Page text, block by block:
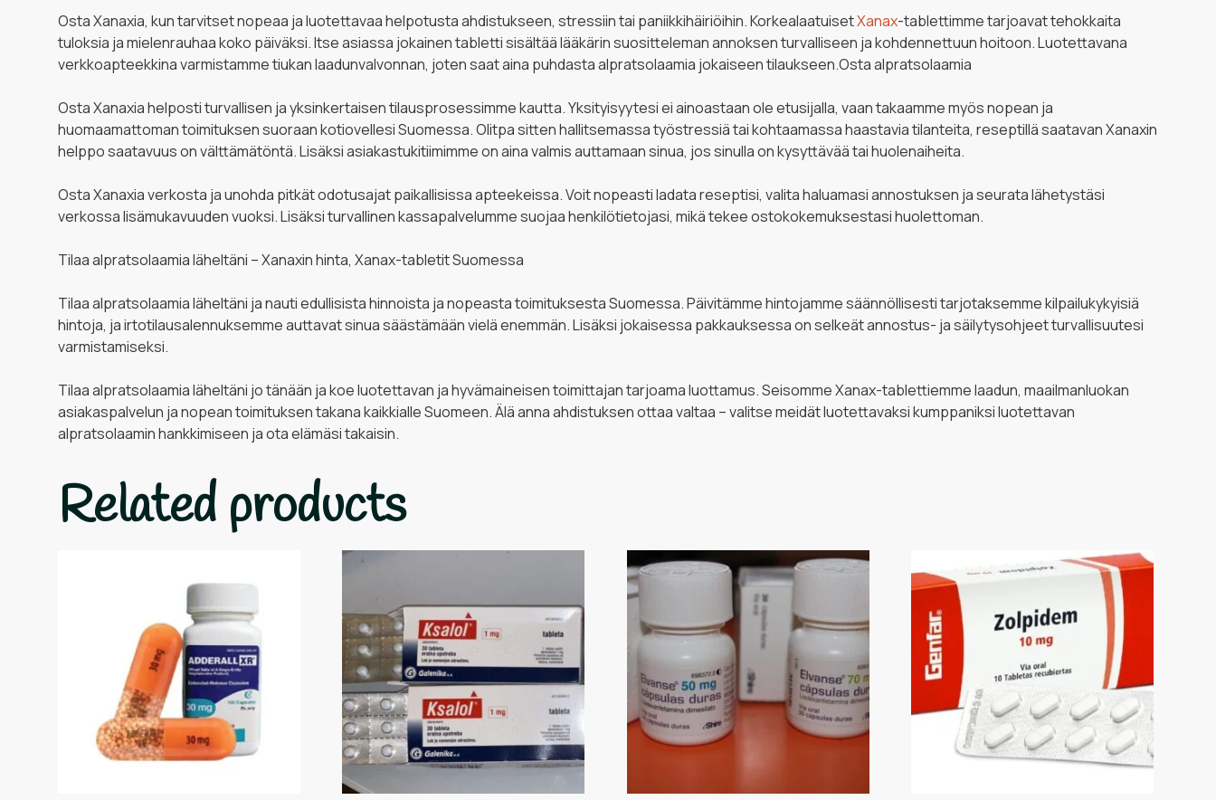
Osta Xanaxia, kun tarvitset nopeaa ja luotettavaa helpotusta ahdistukseen, stressiin tai paniikkihäiriöihin. KorkealaatuisetXanax-tablettimme tarjoavat tehokkaita
tuloksia ja mielenrauhaa koko päiväksi. Itse asiassa jokainen tabletti sisältää lääkärin suositteleman annoksen turvalliseen ja kohdennettuun hoitoon. Luotettavana
verkkoapteekkina varmistamme tiukan laadunvalvonnan, joten saat aina puhdasta alpratsolaamia jokaiseen tilaukseen.Osta alpratsolaamia
Osta Xanaxia helposti turvallisen ja yksinkertaisen tilausprosessimme kautta. Yksityisyytesi ei ainoastaan ​​ole etusijalla, vaan takaamme myös nopean ja
huomaamattoman toimituksen suoraan kotiovellesi Suomessa. Olitpa sitten hallitsemassa työstressiä tai kohtaamassa haastavia tilanteita, reseptillä saatavan Xanaxin
helppo saatavuus on välttämätöntä. Lisäksi asiakastukitiimimme on aina valmis auttamaan sinua, jos sinulla on kysyttävää tai huolenaiheita.
Osta Xanaxia verkosta ja unohda pitkät odotusajat paikallisissa apteekeissa. Voit nopeasti ladata reseptisi, valita haluamasi annostuksen ja seurata lähetystäsi
verkossa lisämukavuuden vuoksi. Lisäksi turvallinen kassapalvelumme suojaa henkilötietojasi, mikä tekee ostokokemuksestasi huolettoman.
Tilaa alpratsolaamia läheltäni – Xanaxin hinta, Xanax-tabletit Suomessa
Tilaa alpratsolaamia läheltäni ja nauti edullisista hinnoista ja nopeasta toimituksesta Suomessa. Päivitämme hintojamme säännöllisesti tarjotaksemme kilpailukykyisiä
hintoja, ja irtotilausalennuksemme auttavat sinua säästämään vielä enemmän. Lisäksi jokaisessa pakkauksessa on selkeät annostus- ja säilytysohjeet turvallisuutesi
varmistamiseksi.
Tilaa alpratsolaamia läheltäni jo tänään ja koe luotettavan ja hyvämaineisen toimittajan tarjoama luottamus. Seisomme Xanax-tablettiemme laadun, maailmanluokan
asiakaspalvelun ja nopean toimituksen takana kaikkialle Suomeen. Älä anna ahdistuksen ottaa valtaa – valitse meidät luotettavaksi kumppaniksi luotettavan
alpratsolaamin hankkimiseen ja ota elämäsi takaisin.
Related products